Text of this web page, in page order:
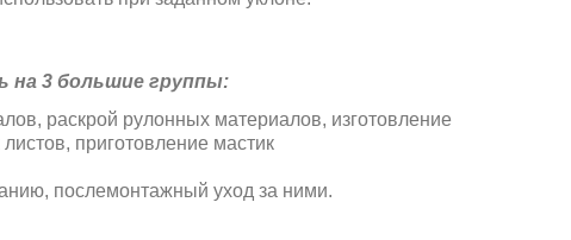
на 3 большие группы:
раскрой рулонных материалов, изготовление
приготовление мастик
послемонтажный уход за ними.